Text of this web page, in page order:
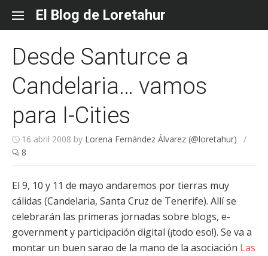
content
El Blog de Loretahur
Desde Santurce a
Candelaria… vamos
para I-Cities
16 abril 2008 by Lorena Fernández Álvarez (@loretahur)
/
8
El 9, 10 y 11 de mayo andaremos por tierras muy
cálidas (Candelaria, Santa Cruz de Tenerife). Allí se
celebrarán las primeras jornadas sobre blogs, e-
government y participación digital (¡todo eso!). Se va a
montar un buen sarao de la mano de la asociación Las